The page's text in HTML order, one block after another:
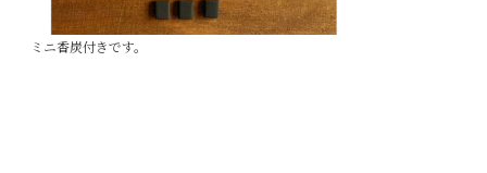
ミニ香炭付きです。